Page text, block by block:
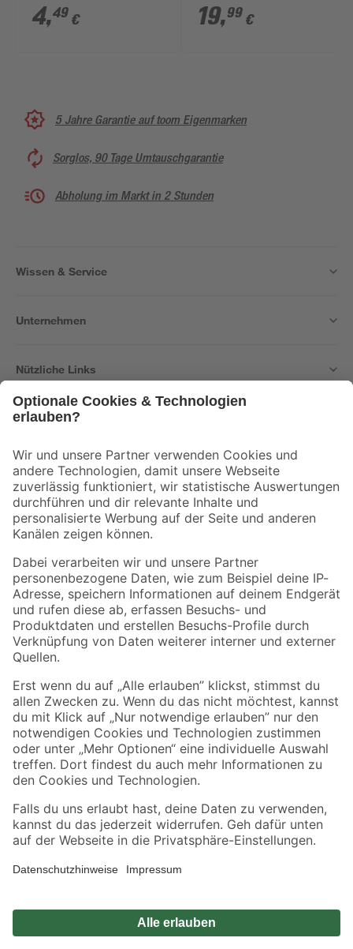
4,49 € 19,99 €
5 Jahre Garantie auf toom Eigenmarken
Sorglos, 90 Tage Umtauschgarantie
Abholung im Markt in 2 Stunden
Wissen & Service
Unternehmen
Nützliche Links
Der toom Newsletter: Keine Angebote und Aktionen mehr verpassen!
Zur Newsletter Anmeldung
Folge uns
Zahlungsarten Versandarten
Sicher einkaufen
Jetzt die toom-App herunterladen
Alle Preisangaben in EUR inkl. gesetzl. MwSt.. Die dargestellten Angebote sind unter
Umständen nicht in allen Märkten verfügbar. Die angegebenen Verfügbarkeiten beziehen
Produkte nur solange der Vorrat reicht.
*Paketversand ab 59 € versandkostenfrei, gilt nicht für Artikel mit Speditionsversand, hier
Privatsphäre Impressum
Nutzungsbedingungen
Widerrufsrecht Vertrag widerrufen